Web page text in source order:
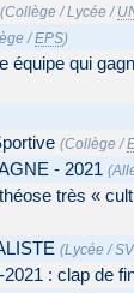
(Collège /Lycée /
/EPS)
équipe qui
(Collège /
- 2021 (
très «
(Lycée /
2021 : clap de